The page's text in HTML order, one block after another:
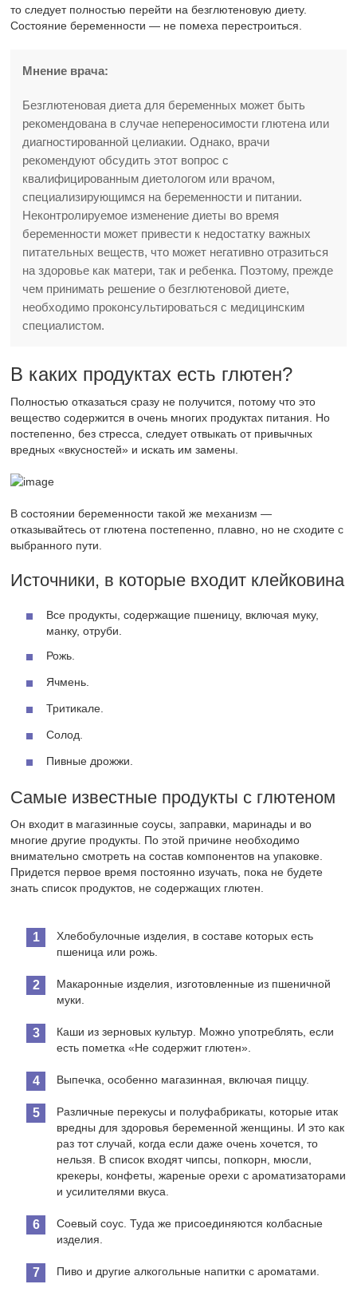
то следует полностью перейти на безглютеновую диету.
Состояние беременности — не помеха перестроиться.
Мнение врача:
Безглютеновая диета для беременных может быть
рекомендована в случае непереносимости глютена или
диагностированной целиакии. Однако, врачи
рекомендуют обсудить этот вопрос с
квалифицированным диетологом или врачом,
специализирующимся на беременности и питании.
Неконтролируемое изменение диеты во время
беременности может привести к недостатку важных
питательных веществ, что может негативно отразиться
на здоровье как матери, так и ребенка. Поэтому, прежде
чем принимать решение о безглютеновой диете,
необходимо проконсультироваться с медицинским
специалистом.
В каких продуктах есть глютен?
Полностью отказаться сразу не получится, потому что это
вещество содержится в очень многих продуктах питания. Но
постепенно, без стресса, следует отвыкать от привычных
вредных «вкусностей» и искать им замены.
В состоянии беременности такой же механизм —
отказывайтесь от глютена постепенно, плавно, но не сходите с
выбранного пути.
Источники, в которые входит клейковина
Все продукты, содержащие пшеницу, включая муку,
манку, отруби.
Рожь.
Ячмень.
Тритикале.
Солод.
Пивные дрожжи.
Самые известные продукты с глютеном
Он входит в магазинные соусы, заправки, маринады и во
многие другие продукты. По этой причине необходимо
внимательно смотреть на состав компонентов на упаковке.
Придется первое время постоянно изучать, пока не будете
знать список продуктов, не содержащих глютен.
Хлебобулочные изделия, в составе которых есть
пшеница или рожь.
Макаронные изделия, изготовленные из пшеничной
муки.
Каши из зерновых культур. Можно употреблять, если
есть пометка «Не содержит глютен».
Выпечка, особенно магазинная, включая пиццу.
Различные перекусы и полуфабрикаты, которые итак
вредны для здоровья беременной женщины. И это как
раз тот случай, когда если даже очень хочется, то
нельзя. В список входят чипсы, попкорн, мюсли,
крекеры, конфеты, жареные орехи с ароматизаторами
и усилителями вкуса.
Соевый соус. Туда же присоединяются колбасные
изделия.
Пиво и другие алкогольные напитки с ароматами.